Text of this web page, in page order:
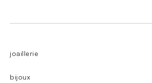
joaillerie
bijoux